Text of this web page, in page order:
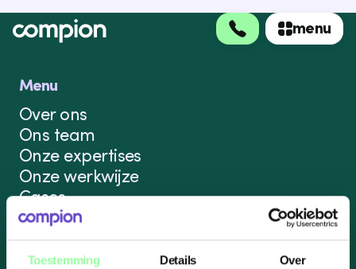
Toestemming Details Over
menu
Menu
Over ons
Ons team
Onze expertises
Onze werkwijze
Cases
Nieuws
Contact
Altijd welkom